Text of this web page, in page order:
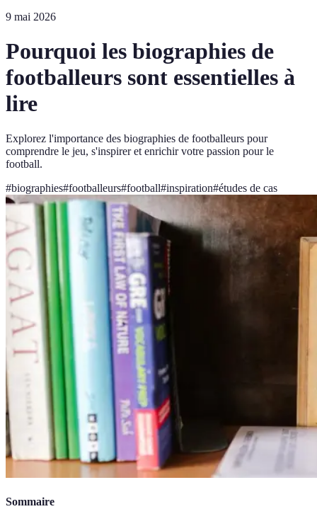
9 mai 2026
Pourquoi les biographies de
footballeurs sont essentielles à
lire
Explorez l'importance des biographies de footballeurs pour
comprendre le jeu, s'inspirer et enrichir votre passion pour le
football.
#biographies#footballeurs#football#inspiration#études de cas
Sommaire